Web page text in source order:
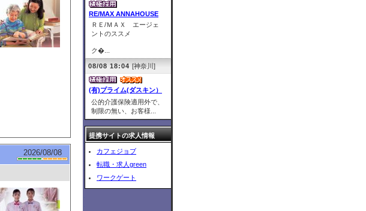
2026/08/08
RE/MAX ANNAHOUSE
ＲＥ/ＭＡＸ エージェ
ントのススメ
ク�...
08/08 18:04 [神奈川]
(有)プライム(ダスキン）
公的介護保険適用外で、
制限の無い、お客様...
提携サイトの求人情報
カフェジョブ
転職・求人green
ワークゲート